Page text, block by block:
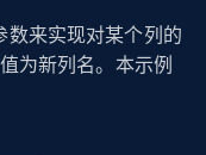
数来实现对某个列的
为新列名。本示例